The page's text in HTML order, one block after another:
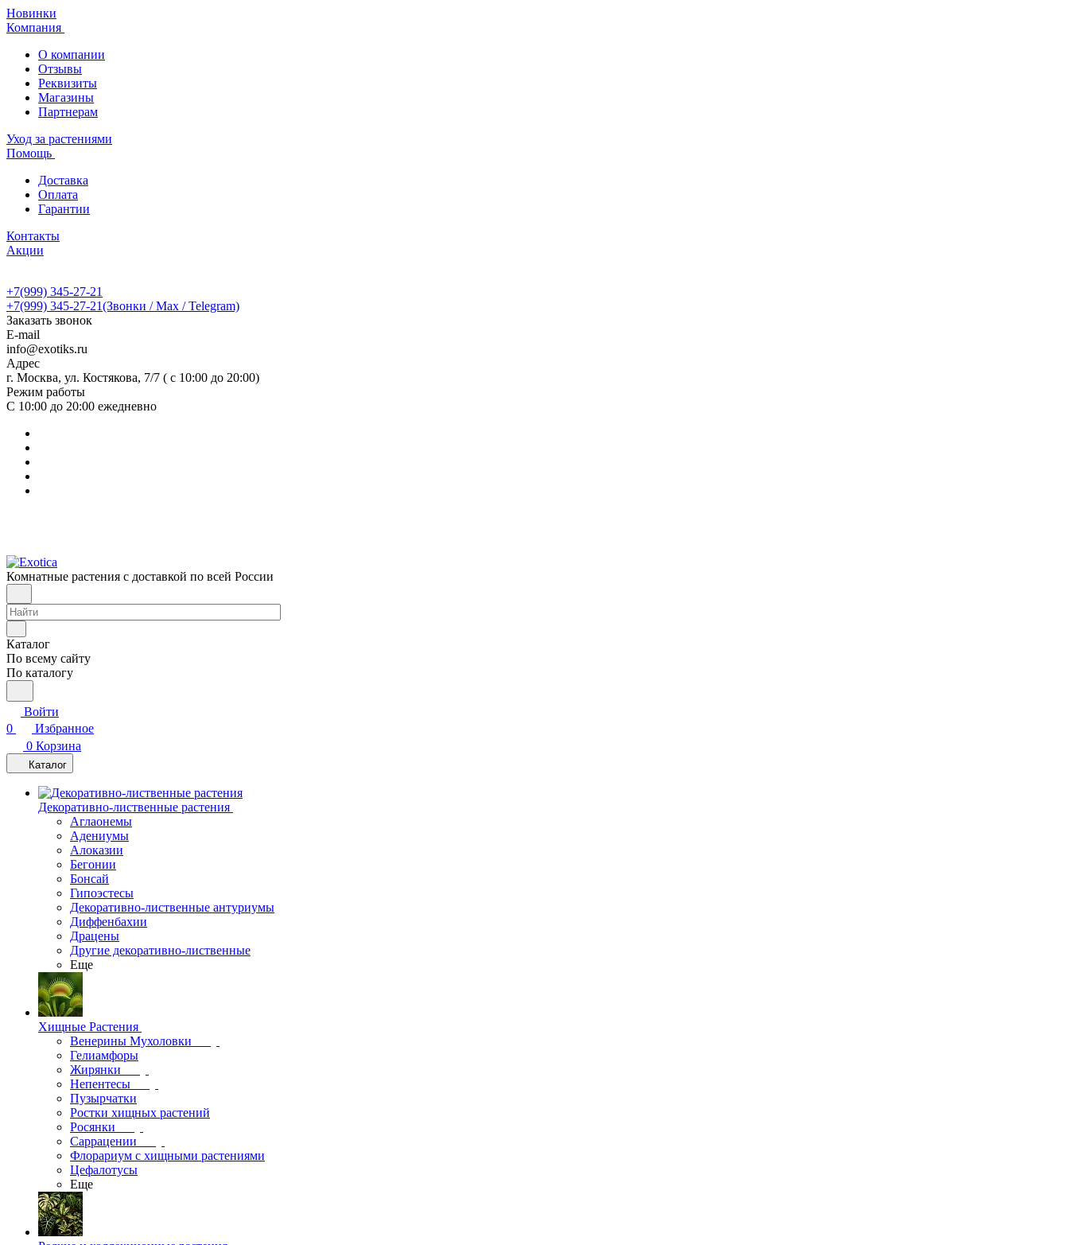
Новинки
Компания
О компании
Отзывы
Реквизиты
Магазины
Партнерам
Уход за растениями
Помощь
Доставка
Оплата
Гарантии
Контакты
Акции
+7(999) 345-27-21
+7(999) 345-27-21(Звонки / Max / Telegram)
Заказать звонок
E-mail
info@exotiks.ru
Адрес
г. Москва, ул. Костякова, 7/7 ( с 10:00 до 20:00)
Режим работы
С 10:00 до 20:00 ежедневно
Комнатные растения с доставкой по всей России
Каталог
По всему сайту
По каталогу
Войти
0
Избранное
0 Корзина
Каталог
Декоративно-лиственные растения
Аглаонемы
Адениумы
Алоказии
Бегонии
Бонсай
Гипоэстесы
Декоративно-лиственные антуриумы
Диффенбахии
Драцены
Другие декоративно-лиственные
Еще
Хищные Растения
Венерины Мухоловки
Гелиамфоры
Жирянки
Непентесы
Пузырчатки
Ростки хищных растений
Росянки
Саррацении
Флорариум с хищными растениями
Цефалотусы
Еще